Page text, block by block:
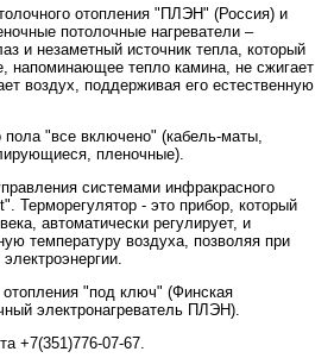
отопления "ПЛЭН" (Россия) и
потолочные нагреватели –
и незаметный источник тепла, который
напоминающее тепло камина, не сжигает
воздух, поддерживая его естественную
"все включено" (кабель-маты,
пленочные).
системами инфракрасного
Терморегулятор - это прибор, который
автоматически регулирует, и
температуру воздуха, позволяя при
"под ключ" (Финская
электронагреватель ПЛЭН).
+7(351)776-07-67.